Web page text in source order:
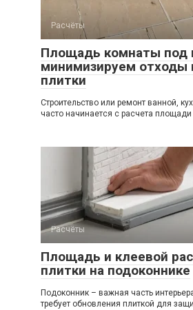
Расчёты
Площадь комнаты под
минимизируем отходы
плитки
Строительство или ремонт ванной,
часто начинается с расчета
Расчёты
Площадь и клеевой
плитки на подоконнике
Подоконник – важная часть
требует обновления плиткой для